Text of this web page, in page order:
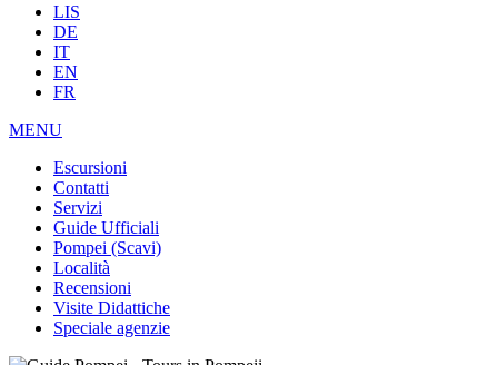
LIS
DE
IT
EN
FR
MENU
Escursioni
Contatti
Servizi
Guide Ufficiali
Pompei (Scavi)
Località
Recensioni
Visite Didattiche
Speciale agenzie